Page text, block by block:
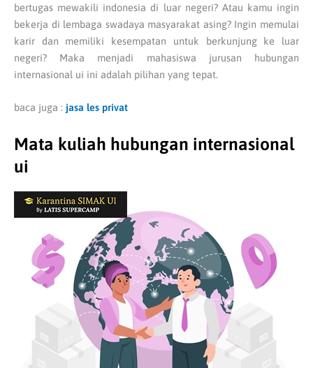
bertugas mewakili indonesia di luar negeri? Atau kamu ingin
bekerja di lembaga swadaya masyarakat asing? Ingin memulai
karir dan memiliki kesempatan untuk berkunjung ke luar
negeri? Maka menjadi mahasiswa jurusan hubungan
internasional ui ini adalah pilihan yang tepat.
baca juga : jasa les privat
Mata kuliah hubungan internasional
ui